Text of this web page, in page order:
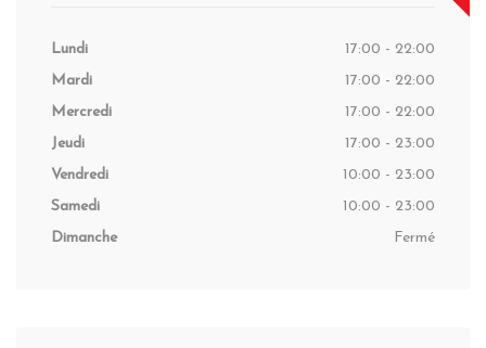
Lundi
17:00 - 22:00
Mardi
17:00 - 22:00
Mercredi
17:00 - 22:00
Jeudi
17:00 - 23:00
Vendredi
10:00 - 23:00
Samedi
10:00 - 23:00
Dimanche
Fermé